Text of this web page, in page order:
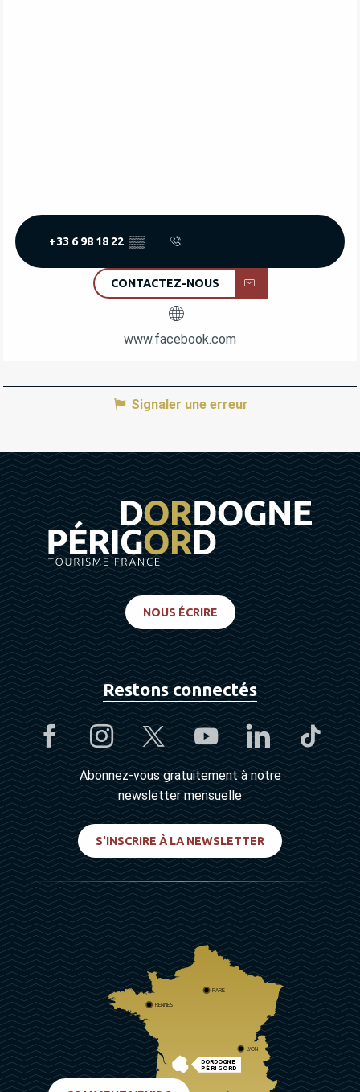
+33 6 98 18 22 ▒▒
CONTACTEZ-NOUS
www.facebook.com
Signaler une erreur
NOUS ÉCRIRE
Restons connectés
Abonnez-vous gratuitement à notre
newsletter mensuelle
S'INSCRIRE À LA NEWSLETTER
DORDOGNE
PÉRIGORD
PARIS
RENNES
LYON